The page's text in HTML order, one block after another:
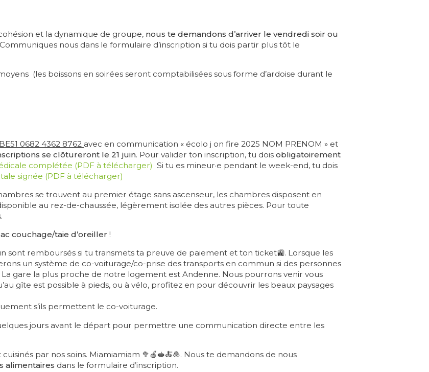
et la dynamique de groupe, nous te demandons d’arriver le vendredi soir ou
nous dans le formulaire d’inscription si tu dois partir plus tôt le
(les boissons en soirées seront comptabilisées sous forme d’ardoise durant le
BE51 0682 4362 8762 avec en communication « écolo j on fire 2025 NOM PRENOM » et
se clôtureront le 21 juin. Pour valider ton inscription, tu dois obligatoirement
complétée (PDF à télécharger) Si tu es mineur·e pendant le week-end, tu dois
signée (PDF à télécharger)
se trouvent au premier étage sans ascenseur, les chambres disposent en
au rez-de-chaussée, légèrement isolée des autres pièces. Pour toute
couchage/taie d’oreiller !
sont remboursés si tu transmets ta preuve de paiement et ton ticket🚉. Lorsque les
un système de co-voiturage/co-prise des transports en commun si des personnes
gare la plus proche de notre logement est Andenne. Nous pourrons venir vous
gîte est possible à pieds, ou à vélo, profitez en pour découvrir les beaux paysages
s’ils permettent le co-voiturage.
jours avant le départ pour permettre une communication directe entre les
par nos soins. Miamiamiam 🥦🍎🥪🍝🧆. Nous te demandons de nous
alimentaires dans le formulaire d’inscription.